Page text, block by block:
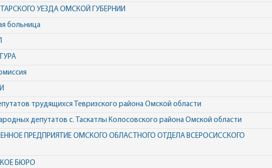
УЕЗДА ОМСКОЙ ГУБЕРНИИ
больница
трудящихся Тевризского района Омской области
депутатов с. Таскатлы Колосовского района Омской области
ПРЕДПРИЯТИЕ ОМСКОГО ОБЛАСТНОГО ОТДЕЛА ВСЕРОСИССКОГО
БЮРО